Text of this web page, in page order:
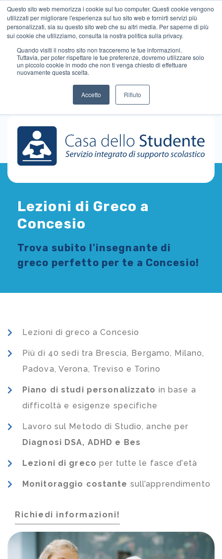
Questo sito web memorizza i cookie sul tuo computer. Questi cookie vengono
utilizzati per migliorare l'esperienza sul tuo sito web e fornirti servizi più
personalizzati, sia su questo sito web che su altri media. Per saperne di più
sui cookie che utilizziamo, consulta la nostra politica sulla privacy.
Quando visiti il ​​nostro sito non tracceremo le tue informazioni.
Tuttavia, per poter rispettare le tue preferenze, dovremo utilizzare solo
un piccolo cookie in modo che non ti venga chiesto di effettuare
nuovamente questa scelta.
Accetto Rifiuto
Lezioni di Greco a
Concesio
Trova subito l'insegnante di
greco perfetto per te a Concesio!
Lezioni di greco a Concesio
Più di 40 sedi tra Brescia, Bergamo, Milano,
Padova, Verona, Treviso e Torino
Piano di studi personalizzato in base a
difficoltà e esigenze specifiche
Lavoro sul Metodo di Studio, anche per
Diagnosi DSA, ADHD e Bes
Lezioni di greco per tutte le fasce d’età
Monitoraggio costante sull’apprendimento
Richiedi informazioni!